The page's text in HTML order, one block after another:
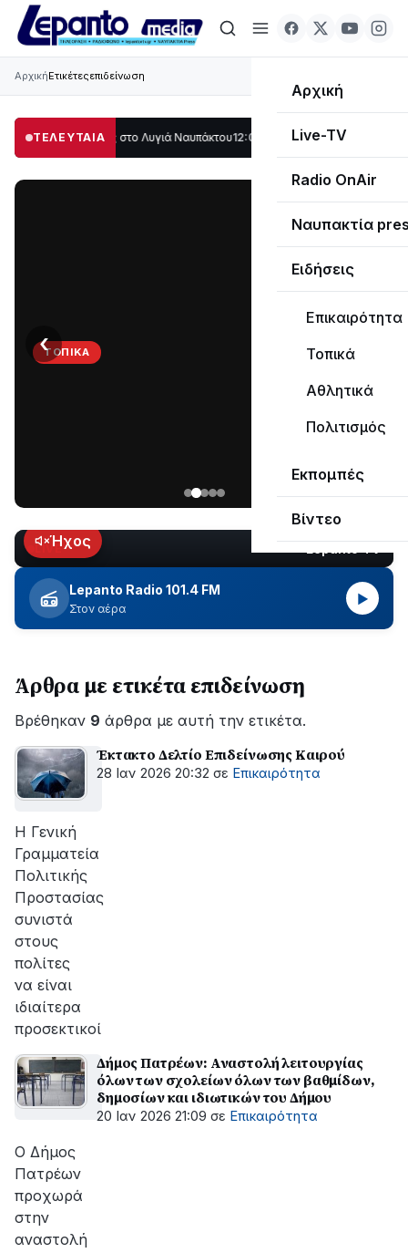
Αρχική
Live-TV
Radio OnAir
Ναυπακτία
Ειδήσεις
Επικαιρότητα
Τοπικά
Αθλητικά
Πολιτισμός
Εκπομπές
Βίντεο
ΑρχικήΕτικέτεςεπιδείνωση
ΤΕΛΕΥΤΑΙΑ
μέρος στο Λυγιά Ναυπάκτου12:08 Σε τροχιά υλοποίησης η Παράκαμψη
ΤΟΠΙΚΆ
Ναυπάκτου
εδώ
και
περίπου
δύο
ώρες
εξέλιξη
οι
εργασίες
ΔΕΔΔΗΕ
για
την
της
βλάβης
‹
LIVEΉχος
Lepanto Radio 101.4 FM
Στον αέρα
▶
Άρθρα με ετικέτα επιδείνωση
Βρέθηκαν 9 άρθρα με αυτή την ετικέτα.
Έκτακτο Δελτίο Επιδείνωσης Καιρού
28 Ιαν 2026 20:32 σε Επικαιρότητα
H Γενική
Γραμματεία
Πολιτικής
Προστασίας
συνιστά
στους
πολίτες
να είναι
ιδιαίτερα
προσεκτικοί
Δήμος Πατρέων: Αναστολή λειτουργίας
όλων των σχολείων όλων των βαθμίδων,
δημοσίων και ιδιωτικών του Δήμου
20 Ιαν 2026 21:09 σε Επικαιρότητα
Ο Δήμος
Πατρέων
προχωρά
στην
αναστολή